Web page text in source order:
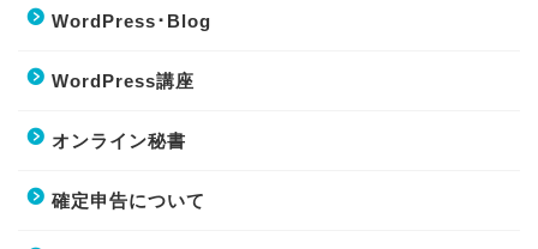
WordPress･Blog
WordPress講座
オンライン秘書
確定申告について